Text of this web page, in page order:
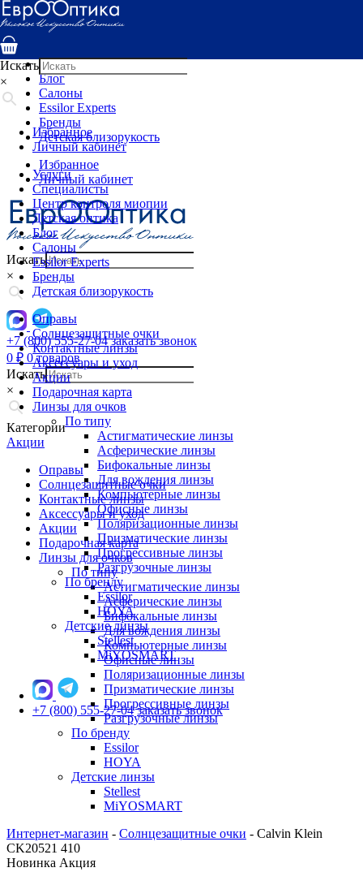
Услуги
Специалисты
Детская оптика
Блог
Салоны
Essilor Experts
Бренды
Детская близорукость
Избранное
Личный кабинет
Искать
×
+7 (800) 555-27-04 заказать звонок
0 ₽ 0 товаров
Искать
×
Категории
Акции
Оправы
Солнцезащитные очки
Контактные линзы
Аксессуары и уход
Акции
Подарочная карта
Линзы для очков
По типу
Астигматические линзы
Асферические линзы
Бифокальные линзы
Для вождения линзы
Компьютерные линзы
Офисные линзы
Поляризационные линзы
Призматические линзы
Прогрессивные линзы
Разгрузочные линзы
По бренду
Essilor
HOYA
Детские линзы
Stellest
MiYOSMART
Искать
×
Избранное
Личный кабинет
Услуги
Специалисты
Центр контроля миопии
Детская оптика
Блог
Салоны
Essilor Experts
Бренды
Детская близорукость
Оправы
Солнцезащитные очки
Контактные линзы
Аксессуары и уход
Акции
Подарочная карта
Линзы для очков
По типу
Астигматические линзы
Асферические линзы
Бифокальные линзы
Для вождения линзы
Компьютерные линзы
Офисные линзы
Поляризационные линзы
Призматические линзы
Прогрессивные линзы
Разгрузочные линзы
По бренду
Essilor
HOYA
Детские линзы
Stellest
MiYOSMART
+7 (800) 555-27-04 заказать звонок
Интернет-магазин - Солнцезащитные очки - Calvin Klein
CK20521 410
Новинка Акция